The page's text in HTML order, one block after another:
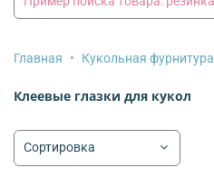
Главная Кукольная фурнитура
Клеевые глазки для кукол